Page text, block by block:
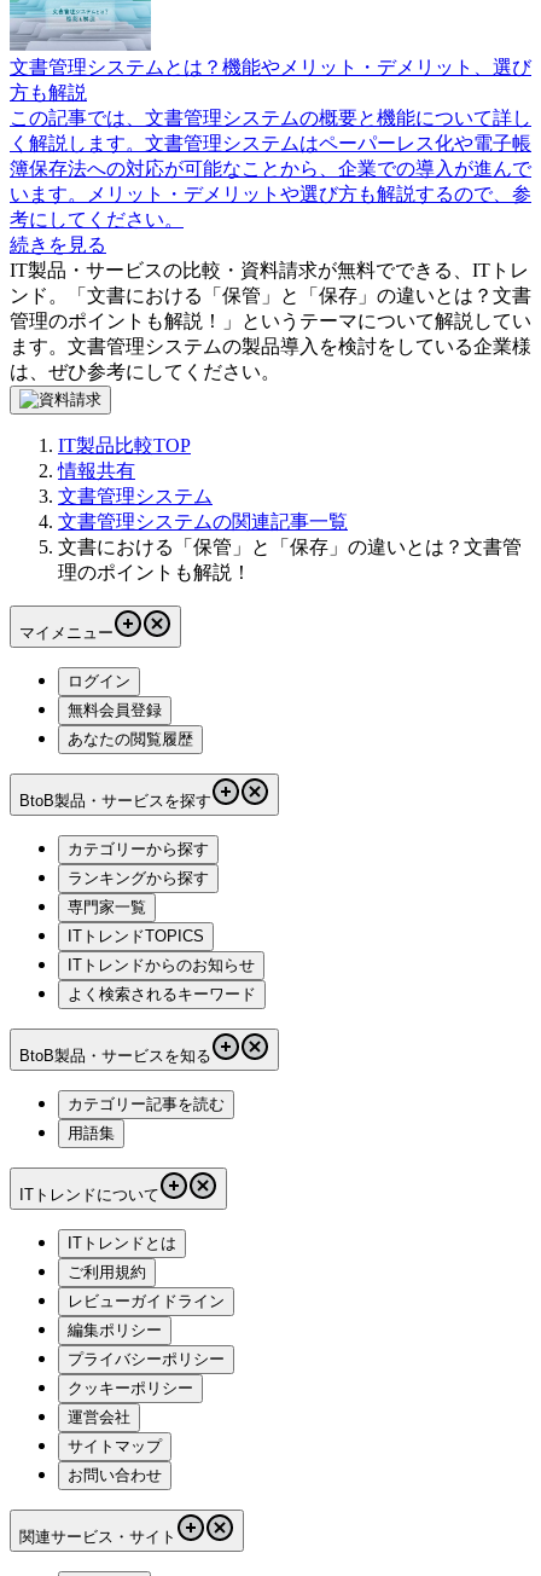
文書管理システムとは？機能やメリット・デメリット、選び
方も解説
この記事では、文書管理システムの概要と機能について詳し
く解説します。文書管理システムはペーパーレス化や電子帳
簿保存法への対応が可能なことから、企業での導入が進んで
います。メリット・デメリットや選び方も解説するので、参
考にしてください。
続きを見る
IT製品・サービスの比較・資料請求が無料でできる、ITトレ
ンド。「 文書における「保管」と「保存」の違いとは？文書
管理のポイントも解説！
」というテーマについて解説してい
ます。 文書管理システムの製品導入を検討をしている企業様
は、ぜひ参考にしてください。
IT製品比較TOP
情報共有
文書管理システム
文書管理システムの関連記事一覧
文書における「保管」と「保存」の違いとは？文書管
理のポイントも解説！
マイメニュー
ログイン
無料会員登録
あなたの閲覧履歴
BtoB製品・サービスを探す
カテゴリーから探す
ランキングから探す
専門家一覧
ITトレンドTOPICS
ITトレンドからのお知らせ
よく検索されるキーワード
BtoB製品・サービスを知る
カテゴリー記事を読む
用語集
ITトレンドについて
ITトレンドとは
ご利用規約
レビューガイドライン
編集ポリシー
プライバシーポリシー
クッキーポリシー
運営会社
サイトマップ
お問い合わせ
関連サービス・サイト